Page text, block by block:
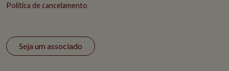
Política de cancelamento
Seja um associado